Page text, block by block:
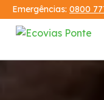
Emergências: 0800